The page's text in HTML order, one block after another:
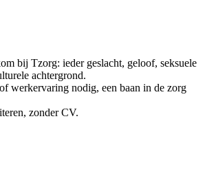
bij Tzorg: ieder geslacht, geloof, seksuele
achtergrond.
werkervaring nodig, een baan in de zorg
zonder CV.